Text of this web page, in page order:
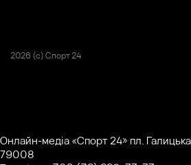
2026 (с) Спорт 24
Онлайн-медіа «Спорт 24» пл.
79008